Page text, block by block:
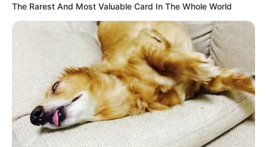
The Rarest And Most Valuable Card In The Whole World